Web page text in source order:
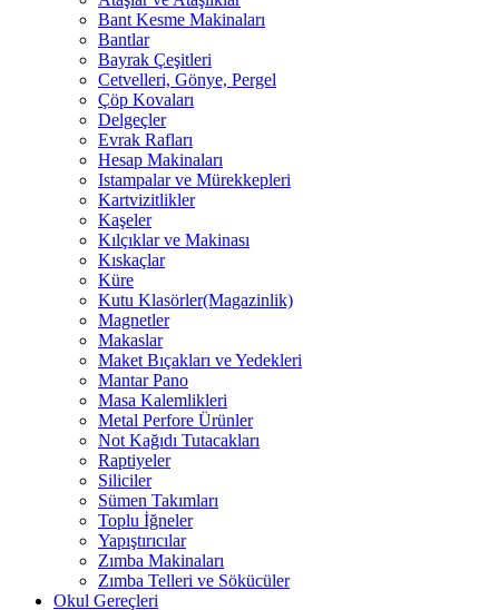
Bant Kesme Makinaları
Bantlar
Bayrak Çeşitleri
Cetvelleri, Gönye, Pergel
Çöp Kovaları
Delgeçler
Evrak Rafları
Hesap Makinaları
Istampalar ve Mürekkepleri
Kartvizitlikler
Kaşeler
Kılçıklar ve Makinası
Kıskaçlar
Küre
Kutu Klasörler(Magazinlik)
Magnetler
Makaslar
Maket Bıçakları ve Yedekleri
Mantar Pano
Masa Kalemlikleri
Metal Perfore Ürünler
Not Kağıdı Tutacakları
Raptiyeler
Siliciler
Sümen Takımları
Toplu İğneler
Yapıştırıcılar
Zımba Makinaları
Zımba Telleri ve Sökücüler
Okul Gereçleri